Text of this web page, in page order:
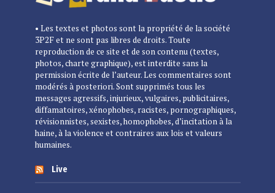
• Les textes et photos sont la propriété de la société
3P2F et ne sont pas libres de droits. Toute
reproduction de ce site et de son contenu (textes,
photos, charte graphique), est interdite sans la
permission écrite de l’auteur. Les commentaires sont
modérés à posteriori. Sont supprimés tous les
messages agressifs, injurieux, vulgaires, publicitaires,
diffamatoires, xénophobes, racistes, pornographiques,
révisionnistes, sexistes, homophobes, d’incitation à la
haine, à la violence et contraires aux lois et valeurs
humaines.
Live